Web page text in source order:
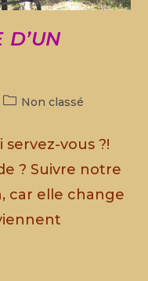
D’UN
Non classé
servez-vous ?!
? Suivre notre
car elle change